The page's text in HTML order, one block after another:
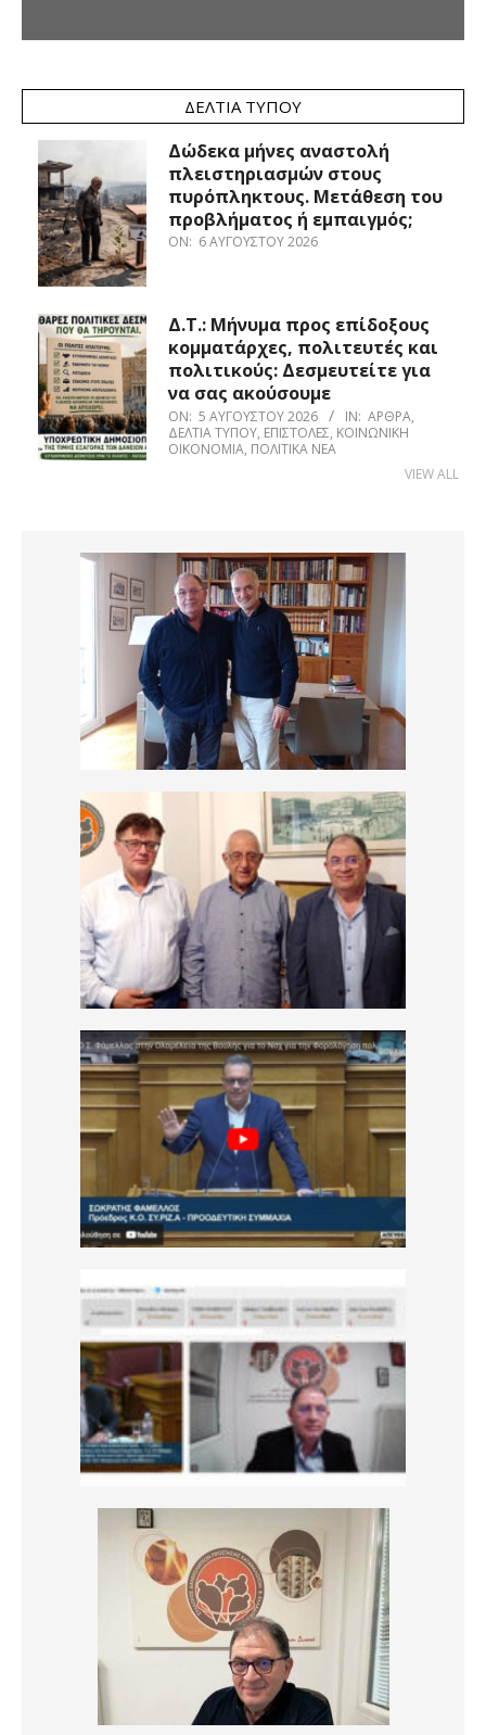
ΔΕΛΤΊΑ ΤΎΠΟΥ
Δώδεκα μήνες αναστολή
πλειστηριασμών στους
πυρόπληκτους. Μετάθεση του
προβλήματος ή εμπαιγμός;
ON: 6 ΑΥΓΟΎΣΤΟΥ 2026
Δ.Τ.: Μήνυμα προς επίδοξους
κομματάρχες, πολιτευτές και
πολιτικούς: Δεσμευτείτε για
να σας ακούσουμε
ON: 5 ΑΥΓΟΎΣΤΟΥ 2026 IN: ΆΡΘΡΑ,
ΔΕΛΤΊΑ ΤΎΠΟΥ, ΕΠΙΣΤΟΛΈΣ, ΚΟΙΝΩΝΙΚΉ
ΟΙΚΟΝΟΜΊΑ, ΠΟΛΙΤΙΚΆ ΝΈΑ
VIEW ALL